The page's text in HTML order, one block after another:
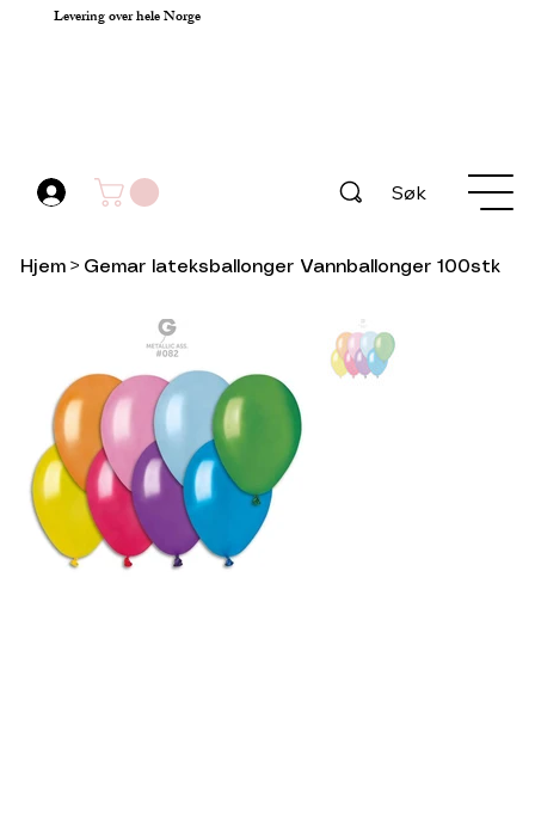
Levering over hele Norge
Søk
Hjem > Gemar lateksballonger Vannballonger 100stk